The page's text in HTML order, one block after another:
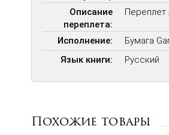
Описание
переплета:
Переплет
Исполнение:
Бумага
Язык книги:
Русский
Похожие товары